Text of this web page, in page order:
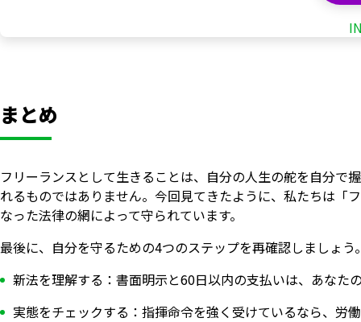
まとめ
フリーランスとして生きることは、自分の人生の舵を自分で
れるものではありません。今回見てきたように、私たちは「
なった法律の網によって守られています。
最後に、自分を守るための4つのステップを再確認しましょう
新法を理解する：書面明示と60日以内の支払いは、あなた
実態をチェックする：指揮命令を強く受けているなら、労